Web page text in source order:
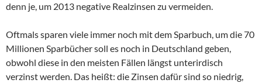
denn je, um 2013 negative Realzinsen zu vermeiden.
Oftmals sparen viele immer noch mit dem Sparbuch, um die 70
Millionen Sparbücher soll es noch in Deutschland geben,
obwohl diese in den meisten Fällen längst unterirdisch
verzinst werden. Das heißt: die Zinsen dafür sind so niedrig,